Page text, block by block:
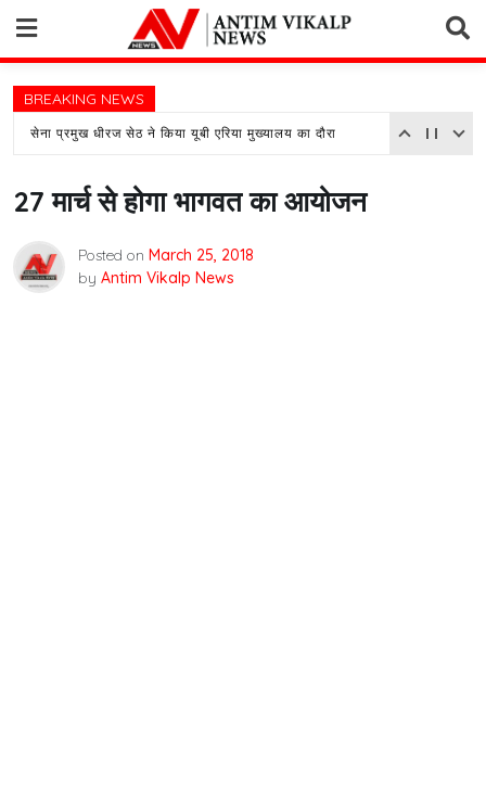
content
BREAKING NEWS
सेना प्रमुख धीरज सेठ ने किया यूबी एरिया मुख्यालय का दौरा
27 मार्च से होगा भागवत का आयोजन
Posted on March 25, 2018
by Antim Vikalp News